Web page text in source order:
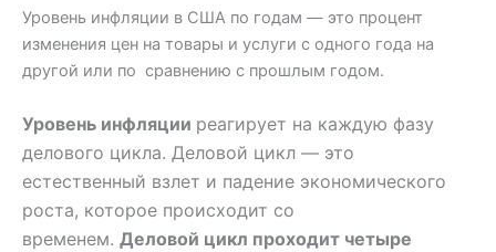
Уровень инфляции в США по годам — ​​это процент
изменения цен на товары и услуги с одного года на
другой или по сравнению с прошлым годом.
Уровень инфляции реагирует на каждую фазу
делового цикла. Деловой цикл — это
естественный взлет и падение экономического
роста, которое происходит со
временем. Деловой цикл проходит четыре